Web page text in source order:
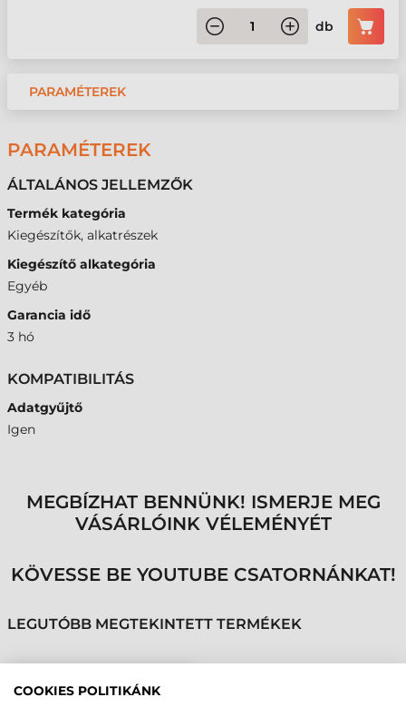
db
PARAMÉTEREK
PARAMÉTEREK
ÁLTALÁNOS JELLEMZŐK
Termék kategória
Kiegészítők, alkatrészek
Kiegészítő alkategória
Egyéb
Garancia idő
3 hó
KOMPATIBILITÁS
Adatgyűjtő
Igen
MEGBÍZHAT BENNÜNK! ISMERJE MEG
VÁSÁRLÓINK VÉLEMÉNYÉT
KÖVESSE BE YOUTUBE CSATORNÁNKAT!
LEGUTÓBB MEGTEKINTETT TERMÉKEK
ZEBRA Z-FLEX OLVASÓ,
COOKIES POLITIKÁNK